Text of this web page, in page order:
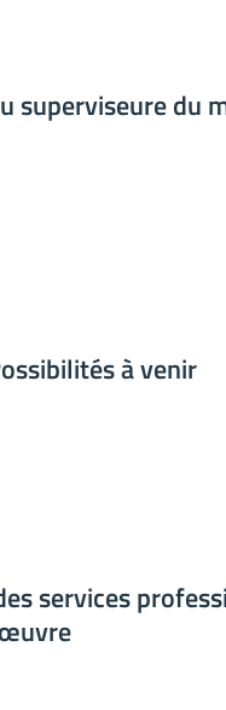
superviseure du
à venir
services